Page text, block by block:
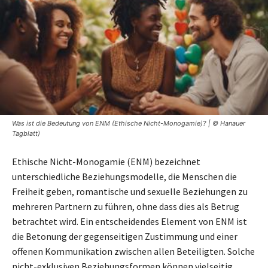
Was ist die Bedeutung von ENM (Ethische Nicht-Monogamie)? | © Hanauer
Tagblatt)
Ethische Nicht-Monogamie (ENM) bezeichnet
unterschiedliche Beziehungsmodelle, die Menschen die
Freiheit geben, romantische und sexuelle Beziehungen zu
mehreren Partnern zu führen, ohne dass dies als Betrug
betrachtet wird. Ein entscheidendes Element von ENM ist
die Betonung der gegenseitigen Zustimmung und einer
offenen Kommunikation zwischen allen Beteiligten. Solche